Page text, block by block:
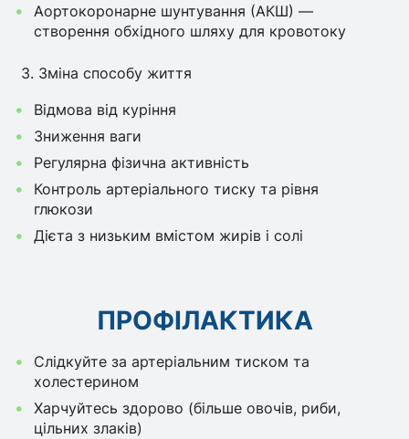
Аортокоронарне шунтування (АКШ) —
створення обхідного шляху для кровотоку
3. Зміна способу життя
Відмова від куріння
Зниження ваги
Регулярна фізична активність
Контроль артеріального тиску та рівня
глюкози
Дієта з низьким вмістом жирів і солі
ПРОФІЛАКТИКА
Слідкуйте за артеріальним тиском та
холестерином
Харчуйтесь здорово (більше овочів, риби,
цільних злаків)